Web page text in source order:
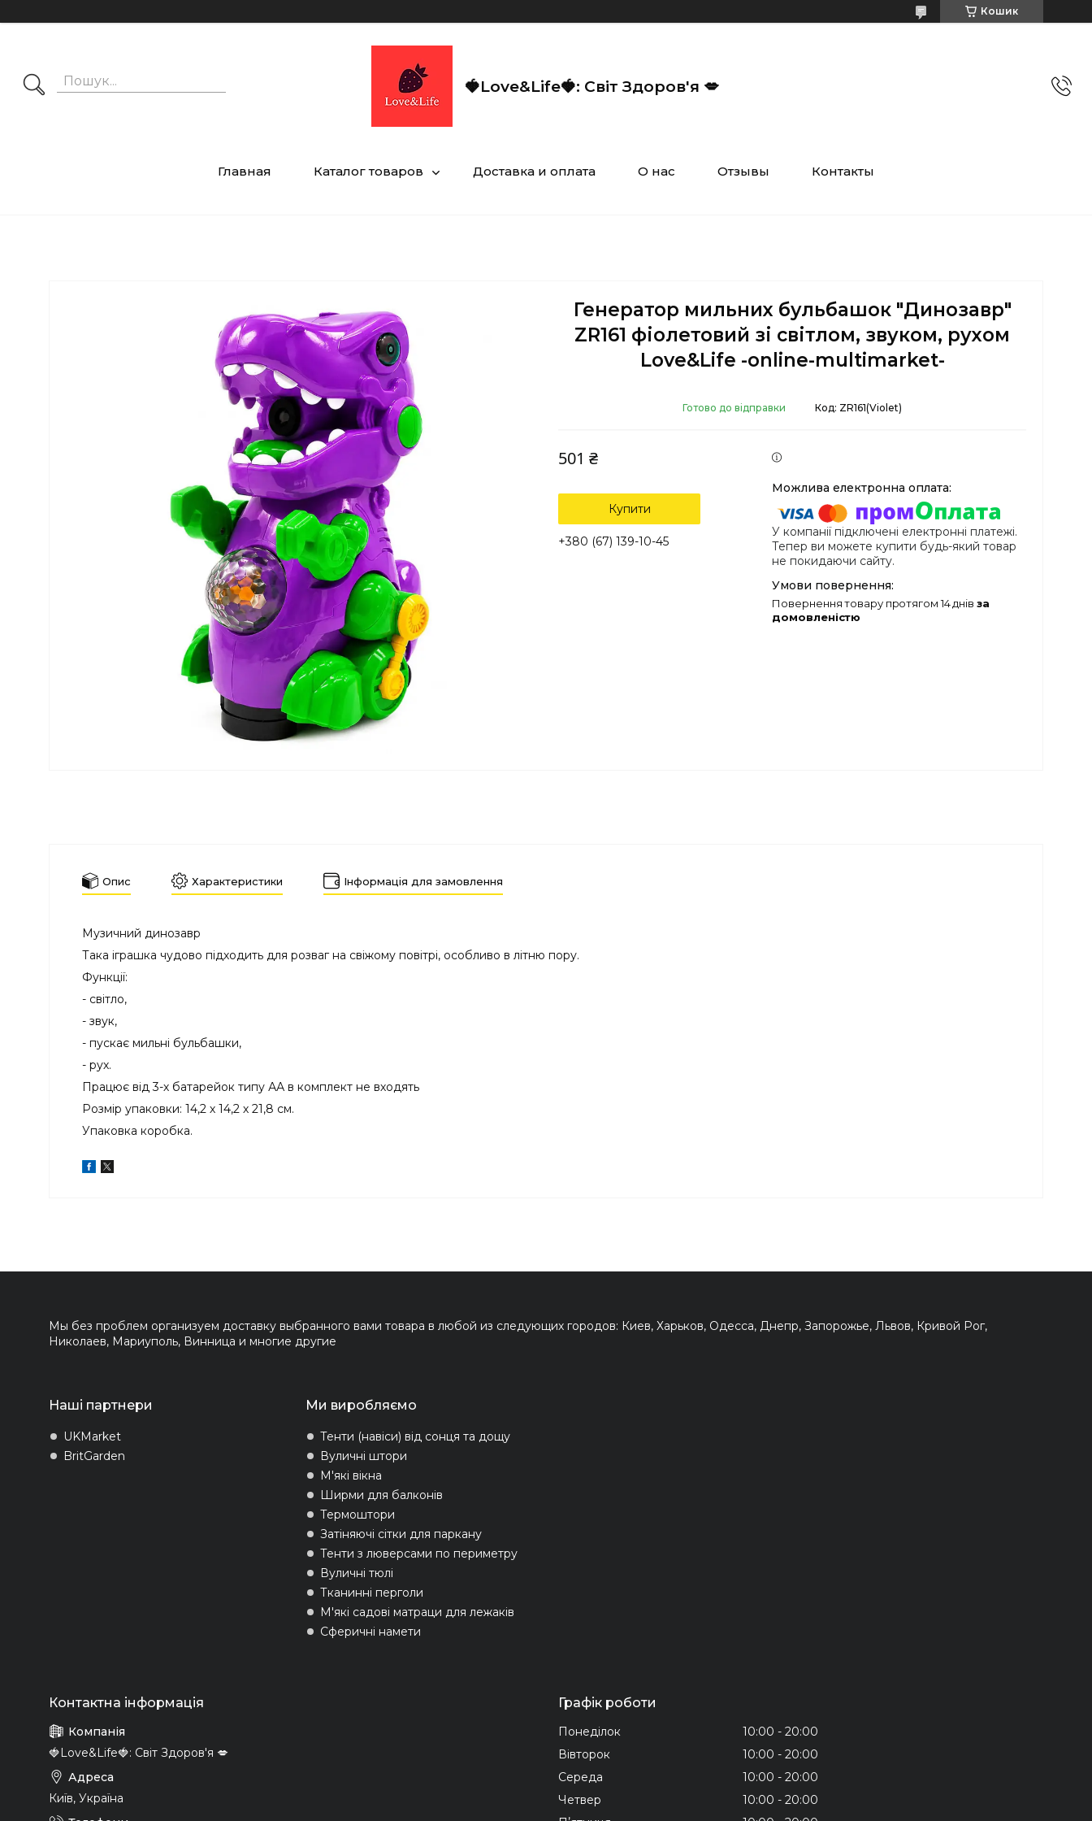
Кошик
🍓Love&Life🍓: Світ Здоров'я 💋
Главная Каталог товаров Доставка и оплата О нас Отзывы Контакты
Генератор мильних бульбашок "Динозавр"
ZR161 фіолетовий зі світлом, звуком, рухом
Love&Life -online-multimarket-
Готово до відправки Код: ZR161(Violet)
501 ₴
Купити
+380 (67) 139-10-45
У компанії підключені електронні платежі.
Тепер ви можете купити будь-який товар
не покидаючи сайту.
повернення товару протягом 14 днів за
домовленістю
Опис Характеристики Інформація для замовлення
Музичний динозавр
Така іграшка чудово підходить для розваг на свіжому повітрі, особливо в літню пору.
Функції:
- світло,
- звук,
- пускає мильні бульбашки,
- рух.
Працює від 3-х батарейок типу АА в комплект не входять
Розмір упаковки: 14,2 х 14,2 х 21,8 см.
Упаковка коробка.
Мы без проблем организуем доставку выбранного вами товара в любой из следующих городов: Киев, Харьков, Одесса, Днепр, Запорожье, Львов, Кривой Рог,
Николаев, Мариуполь, Винница и многие другие
Наші партнери
UKMarket
BritGarden
Ми виробляємо
Тенти (навіси) від сонця та дощу
Вуличні штори
М'які вікна
Ширми для балконів
Термоштори
Затіняючі сітки для паркану
Тенти з люверсами по периметру
Вуличні тюлі
Тканинні перголи
М'які садові матраци для лежаків
Сферичні намети
🍓Love&Life🍓: Світ Здоров'я 💋
Київ, Україна
Графік роботи
Понеділок 10:00
20:00
Вівторок
10:00
20:00
Середа
10:00
20:00
Четвер
10:00
20:00